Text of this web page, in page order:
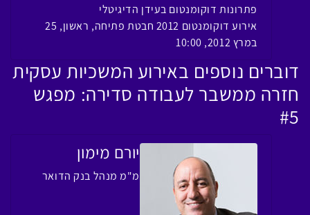
פתרונות דוקומנטום בעידן הדיגיטלי
אירוע דוקומנטום 2012 חבטת פתיחה, ראשון, 25
במרץ 2012, 10:00
דוברים נוספים באירוע המשכיות עסקית
חזרה ממשבר לעבודה סדירה: מפגש
#5
יורם מימון
מ"מ מנהל בנק הדואר